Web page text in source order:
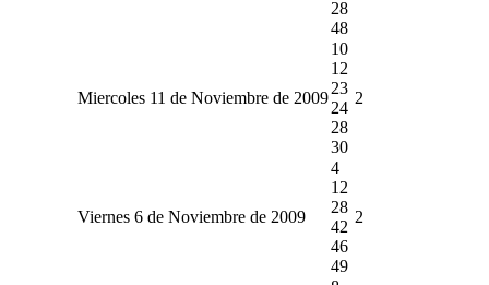
28
48
Miercoles 11 de Noviembre de 2009
10
12
23
24
28
30
2
Viernes 6 de Noviembre de 2009
4
12
28
42
46
49
2